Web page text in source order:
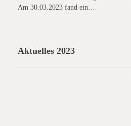
Am 30.03.2023 fand ein…
Aktuelles 2023